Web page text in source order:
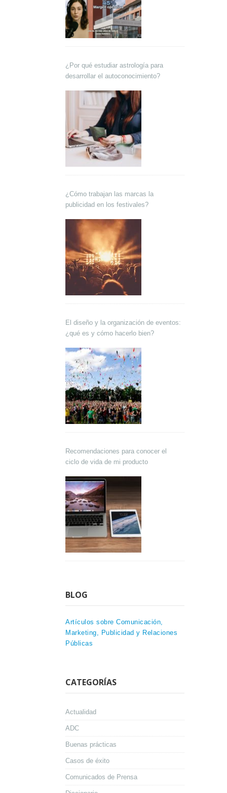
¿Por qué estudiar astrología para
desarrollar el autoconocimiento?
¿Cómo trabajan las marcas la
publicidad en los festivales?
El diseño y la organización de eventos:
¿qué es y cómo hacerlo bien?
Recomendaciones para conocer el
ciclo de vida de mi producto
BLOG
Artículos sobre Comunicación,
Marketing, Publicidad y Relaciones
Públicas
CATEGORÍAS
Actualidad
ADC
Buenas prácticas
Casos de éxito
Comunicados de Prensa